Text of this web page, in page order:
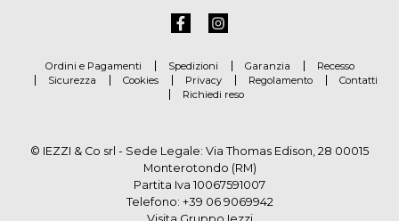
Ordini e Pagamenti Spedizioni Garanzia
Recesso
Sicurezza
Cookies Privacy Regolamento
Contatti
Richiedi reso
© IEZZI & Co srl - Sede Legale: Via Thomas Edison, 28 00015
Monterotondo (RM)
Partita Iva 10067591007
Telefono: +39 06 9069942